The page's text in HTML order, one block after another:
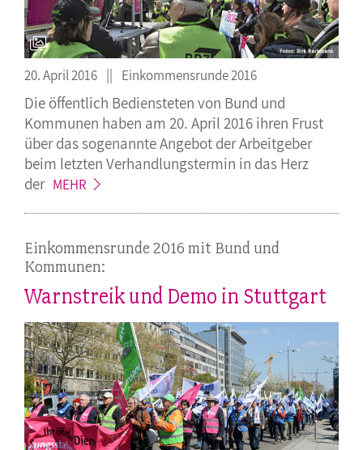
20. April 2016 Einkommensrunde 2016
Die öffentlich Bediensteten von Bund und
Kommunen haben am 20. April 2016 ihren Frust
über das sogenannte Angebot der Arbeitgeber
beim letzten Verhandlungstermin in das Herz
der MEHR
Einkommensrunde 2016 mit Bund und
Kommunen:
Warnstreik und Demo in Stuttgart